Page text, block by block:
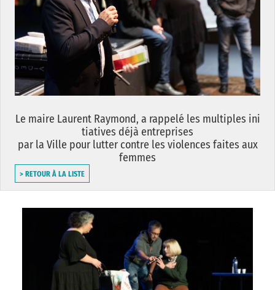
Le maire Laurent Raymond, a rappelé les multiples ini
tiatives déjà entreprises
par la Ville pour lutter contre les violences faites aux
femmes
> RETOUR À LA LISTE